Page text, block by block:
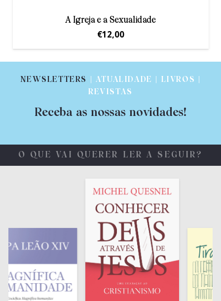
A Igreja e a Sexualidade
€12,00
NEWSLETTERS
| ATUALIDADE | LIVROS |
REVISTAS
Receba as nossas novidades!
O QUE VAI QUERER LER A SEGUIR?